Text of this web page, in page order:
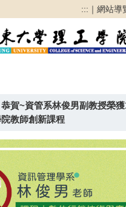
::: ｜ 網站導
恭賀~資管系林俊男副教授榮
教師創新課程